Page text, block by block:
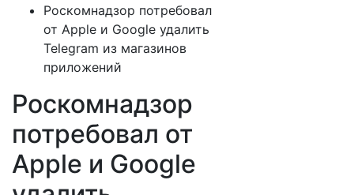
Роскомнадзор потребовал
от Apple и Google удалить
Telegram из магазинов
приложений
Роскомнадзор
потребовал от
Apple и Google